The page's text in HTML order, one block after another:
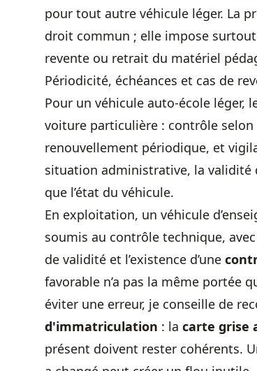
pour tout autre véhicule léger. La
droit commun ; elle impose
revente ou retrait du matériel
Périodicité, échéances et cas de
Pour un véhicule auto-école léger,
voiture particulière : contrôle selon
renouvellement périodique, et
situation administrative, la validité
que l’état du véhicule.
En exploitation, un véhicule
soumis au contrôle technique,
de validité et l’existence d’une
favorable n’a pas la même portée
éviter une erreur, je conseille de
d'immatriculation : la carte grise
présent doivent rester cohérents.